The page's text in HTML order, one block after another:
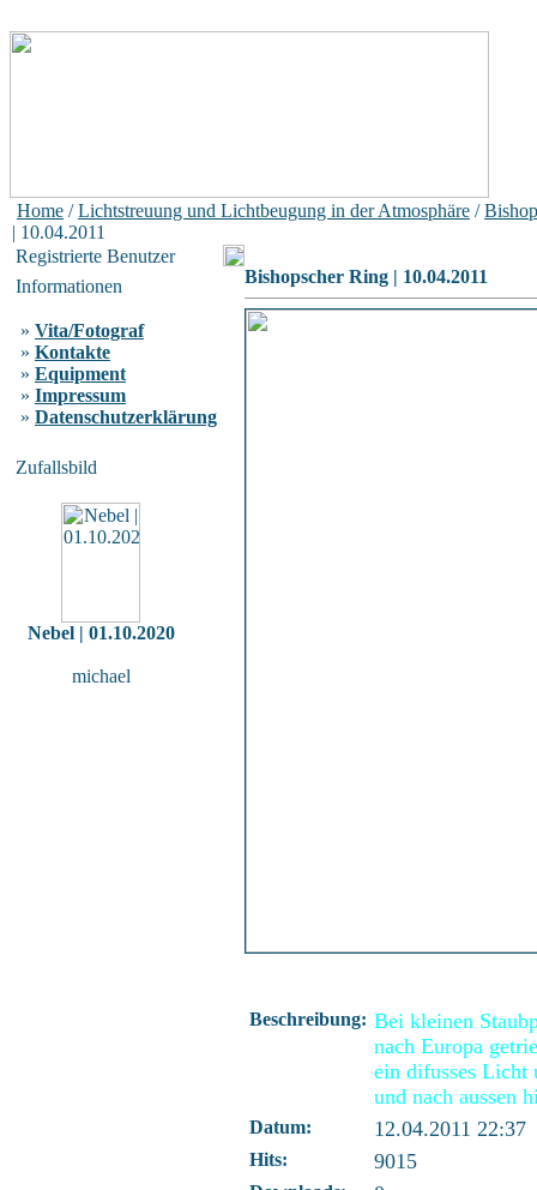
Home /Lichtstreuung und Lichtbeugung in der Atmosphäre /
| 10.04.2011
Registrierte Benutzer
Informationen
» Vita/Fotograf
» Kontakte
» Equipment
» Impressum
» Datenschutzerklärung
Zufallsbild
Nebel | 01.10.2020
michael
Bishopscher Ring | 10.04.2011
Beschreibung: Bei kleinen
nach Europa
ein difusses Licht
und nach aussen
Datum: 12.04.2011 22:37
Hits: 9015